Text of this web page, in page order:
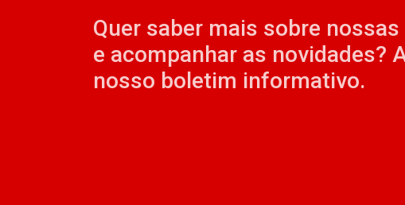
Quer saber mais sobre
e acompanhar as novidades?
nosso boletim informativo.